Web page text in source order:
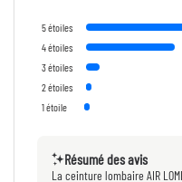
5étoiles
4étoiles
3étoiles
2étoiles
1étoile
Résumé des avis
La ceinture lombaire AIR